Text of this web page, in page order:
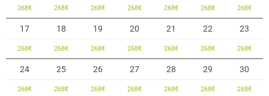
268€ 268€ 268€ 268€ 268€ 268€ 268€
17
268€
18
268€
19
268€
20
268€
21
268€
22
268€
23
268€
24
268€
25
268€
26
268€
27
268€
28
268€
29
268€
30
268€